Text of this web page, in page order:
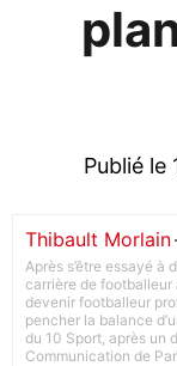
Publié
Thibault Morlain
Après s’être essayé
carrière de footballeur
devenir footballeur
pencher la balance
du 10 Sport, après un
Communication de